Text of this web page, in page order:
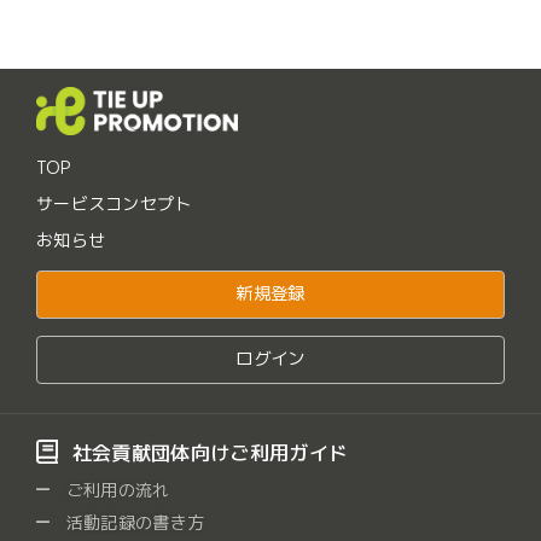
TOP
サービスコンセプト
お知らせ
新規登録
ログイン
社会貢献団体向けご利用ガイド
ご利用の流れ
活動記録の書き方